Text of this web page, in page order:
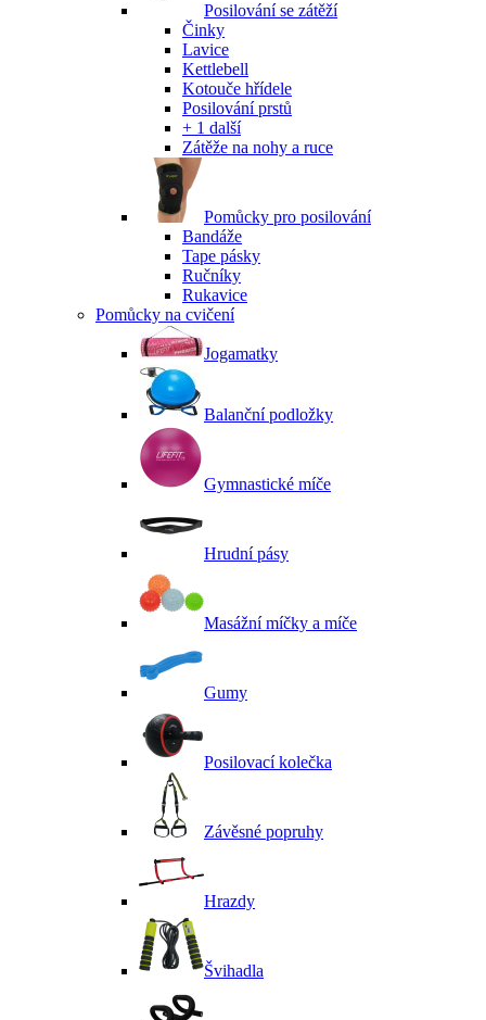
Posilování se zátěží
Činky
Lavice
Kettlebell
Kotouče hřídele
Posilování prstů
+ 1 další
Zátěže na nohy a ruce
Pomůcky pro posilování
Bandáže
Tape pásky
Ručníky
Rukavice
Pomůcky na cvičení
Jogamatky
Balanční podložky
Gymnastické míče
Hrudní pásy
Masážní míčky a míče
Gumy
Posilovací kolečka
Závěsné popruhy
Hrazdy
Švihadla